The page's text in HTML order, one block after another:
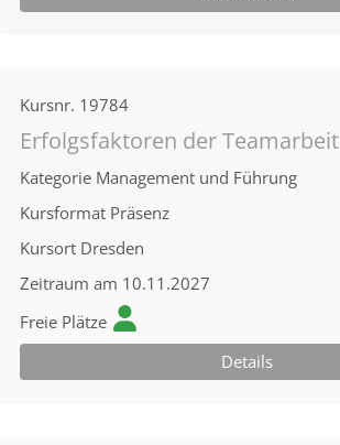
Kursnr. 19784
Erfolgsfaktoren der Teamarbeit
Kategorie Management und Führung
Kursformat Präsenz
Kursort Dresden
Zeitraum am 10.11.2027
Freie Plätze
Details